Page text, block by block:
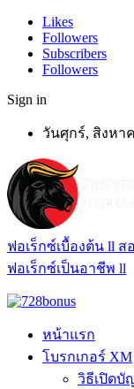
Likes
Followers
Subscribers
Followers
Sign in
วันศุกร์, สิงหา
ฟอเร็กซ์เบื้องต้น ll ส
ฟอเร็กซ์เป็นอาชีพ ll
หน้าแรก
โบรกเกอร์ XM
วิธีเปิดบั